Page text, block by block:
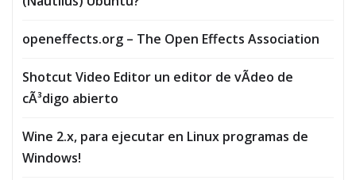
openeffects.org – The Open Effects Association
Shotcut Video Editor un editor de vÃ­deo de
cÃ³digo abierto
Wine 2.x, para ejecutar en Linux programas de
Windows!